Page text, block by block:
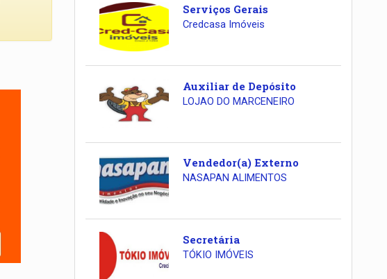
Serviços Gerais
Credcasa Imóveis
Auxiliar de Depósito
LOJAO DO MARCENEIRO
Vendedor(a) Externo
NASAPAN ALIMENTOS
Secretária
TÓKIO IMÓVEIS